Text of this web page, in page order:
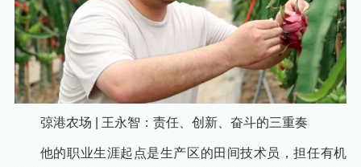
弶港农场 | 王永智：责任、创新、奋斗的三重奏
他的职业生涯起点是生产区的田间技术员，担任有机